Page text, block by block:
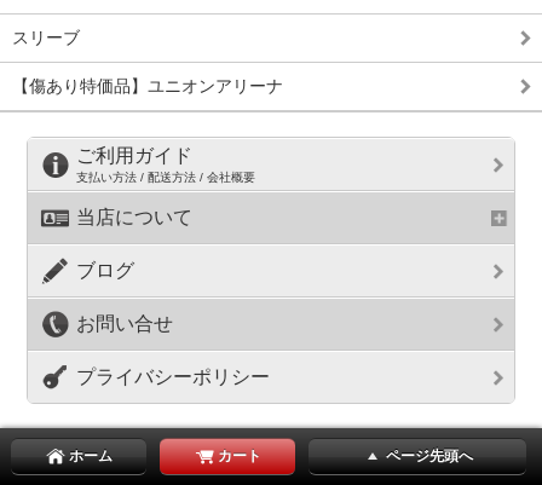
スリーブ
【傷あり特価品】ユニオンアリーナ
ご利用ガイド
支払い方法 / 配送方法 / 会社概要
当店について
ブログ
お問い合せ
プライバシーポリシー
ホーム カート ページ先頭へ